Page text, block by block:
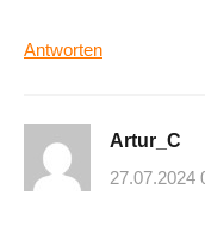
Antworten
Artur_C
27.07.2024